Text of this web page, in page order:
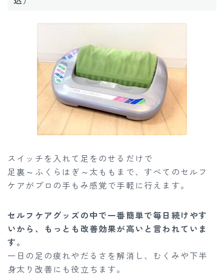
スイッチを入れて足をのせるだけで
足裏～ふくらはぎ～太ももまで、すべてのセルフ
ケアがプロの手もみ感覚で手軽に行えます。
セルフケアグッズの中で一番簡単で毎日続けやす
いから、もっとも改善効果が高いと言われていま
す。
一日の足の疲れやだるさを解消し、むくみや下半
身太り改善にも役立ちます。